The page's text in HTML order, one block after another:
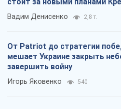
Вадим Денисенко 2,8 т.
От Patriot до стратегии
мешает Украине закрыть
завершить войну
Игорь Яковенко 540